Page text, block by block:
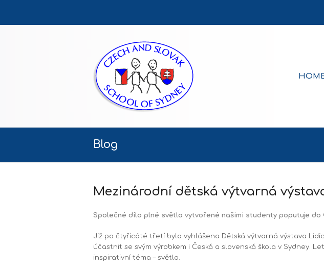
Blog
Mezinárodní dětská výtvarná
Společné dílo plné světla vytvořené našimi studenty poputuje do
Již po čtyřicáté třetí byla vyhlášena Dětská výtvarná výstava
účastnit se svým výrobkem i Česká a slovenská škola v Sydney.
inspirativní téma – světlo.